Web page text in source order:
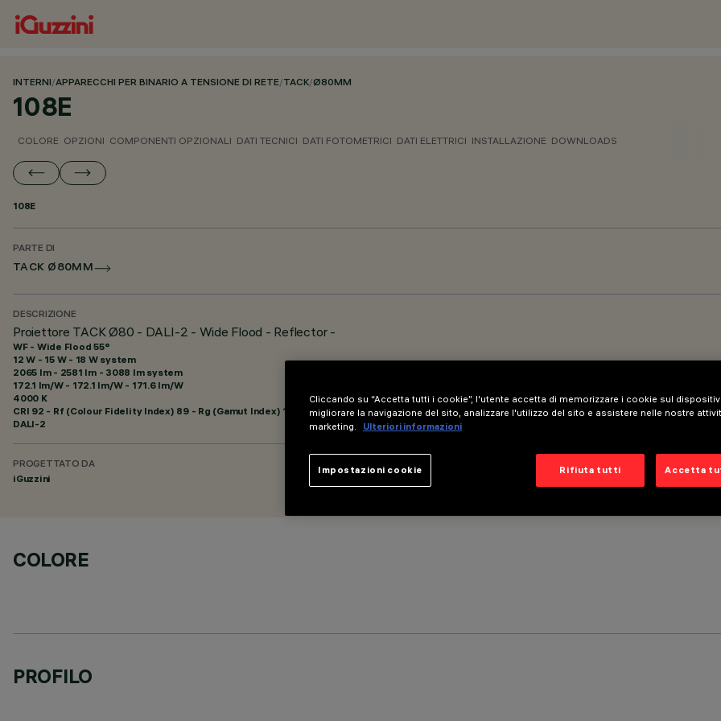
INTERNI/APPARECCHI PER BINARIO A TENSIONE DI RETE/TACK/Ø80MM
108E
COLORE OPZIONI COMPONENTI OPZIONALI DATI TECNICI DATI FOTOMETRICI DATI ELETTRICI INSTALLAZIONE DOWNLOADS
108E
PARTE DI
TACK Ø80MM
DESCRIZIONE
Proiettore TACK Ø80 - DALI-2 - Wide Flood - Reflector -
WF - Wide Flood 55°
12 W - 15 W - 18 W system
2065 lm - 2581 lm - 3088 lm system
172.1 lm/W - 172.1 lm/W - 171.6 lm/W
4000 K
CRI 92 - Rf (Colour Fidelity Index) 89 - Rg (Gamut Index) 102
DALI-2
PROGETTATO DA
iGuzzini
COLORE
PROFILO
Cliccando su “Accetta tutti i cookie”, l'utente accetta di memorizzare i cookie sul
migliorare la navigazione del sito, analizzare l'utilizzo del sito e assistere nelle nostre
marketing.
Ulteriori informazioni
Rifiuta tutti Accetta
Impostazioni cookie